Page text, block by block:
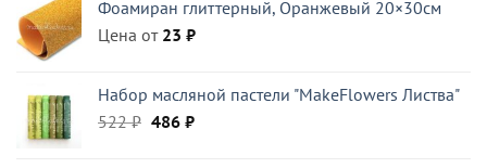
470 ₽.
Фоамиран глиттерный, Оранжевый 20×30см
Цена от 23 ₽
Набор масляной пастели "MakeFlowers Листва"
522₽ Первоначальная
486 ₽Текущая